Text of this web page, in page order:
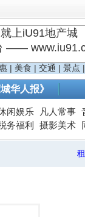
上iU91地产城
——
| 美食 | 交通 | 景点 |
城华人报》
闲娱乐 凡人常事
务福利 摄影美术